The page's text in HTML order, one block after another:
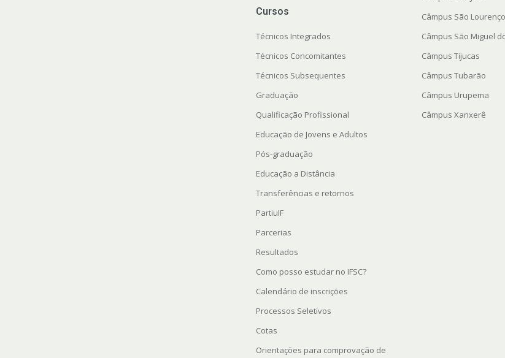
Cursos
Técnicos Integrados
Técnicos Concomitantes
Técnicos Subsequentes
Graduação
Qualificação Profissional
Educação de Jovens e Adultos
Pós-graduação
Educação a Distância
Transferências e retornos
PartiuIF
Parcerias
Resultados
Como posso estudar no IFSC?
Calendário de inscrições
Processos Seletivos
Cotas
Orientações para comprovação de
Câmpus São
Câmpus São Miguel
Câmpus Tijucas
Câmpus Tubarão
Câmpus Urupema
Câmpus Xanxerê